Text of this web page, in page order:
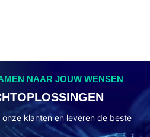
NAAR JOUW WENSEN
klanten en leveren de beste